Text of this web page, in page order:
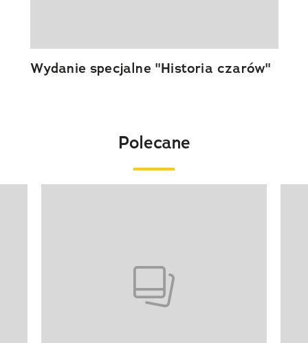
Wydanie specjalne "Historia czarów"
Polecane